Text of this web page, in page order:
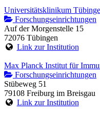
Universitätsklinikum
Forschungseinrichtungen
Auf der Morgenstelle 15
72076 Tübingen
Link zur Institution
Max Planck Institut für
Forschungseinrichtungen
Stübeweg 51
79108 Freiburg im Breisgau
Link zur Institution